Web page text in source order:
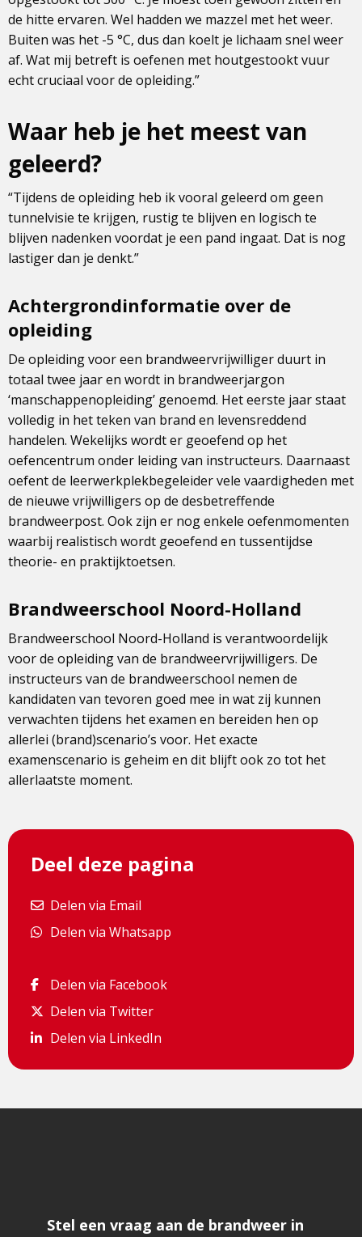
de hitte ervaren. Wel hadden we mazzel met het weer.
Buiten was het -5 °C, dus dan koelt je lichaam snel weer
af. Wat mij betreft is oefenen met houtgestookt vuur
echt cruciaal voor de opleiding.”
Waar heb je het meest van
geleerd?
“Tijdens de opleiding heb ik vooral geleerd om geen
tunnelvisie te krijgen, rustig te blijven en logisch te
blijven nadenken voordat je een pand ingaat. Dat is nog
lastiger dan je denkt.”
Achtergrondinformatie over de
opleiding
De opleiding voor een brandweervrijwilliger duurt in
totaal twee jaar en wordt in brandweerjargon
‘manschappenopleiding’ genoemd. Het eerste jaar staat
volledig in het teken van brand en levensreddend
handelen. Wekelijks wordt er geoefend op het
oefencentrum onder leiding van instructeurs. Daarnaast
oefent de leerwerkplekbegeleider vele vaardigheden met
de nieuwe vrijwilligers op de desbetreffende
brandweerpost. Ook zijn er nog enkele oefenmomenten
waarbij realistisch wordt geoefend en tussentijdse
theorie- en praktijktoetsen.
Brandweerschool Noord-Holland
Brandweerschool Noord-Holland is verantwoordelijk
voor de opleiding van de brandweervrijwilligers. De
instructeurs van de brandweerschool nemen de
kandidaten van tevoren goed mee in wat zij kunnen
verwachten tijdens het examen en bereiden hen op
allerlei (brand)scenario’s voor. Het exacte
examenscenario is geheim en dit blijft ook zo tot het
allerlaatste moment.
Deel deze pagina
Delen via Email
Delen via Email
Delen via Whatsapp
Delen via Whatsapp
Delen via Facebook
Delen via Facebook
Delen via Twitter
Delen via Twitter
Delen via LinkedIn
Delen via LinkedIn
Stel een vraag aan de brandweer in